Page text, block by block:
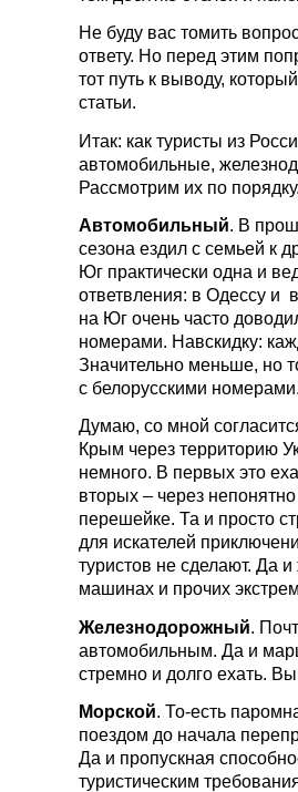
Не буду вас томить
ответу. Но перед этим
тот путь к выводу,
статьи.
Итак: как туристы из
автомобильные,
Рассмотрим их по
Автомобильный. В
сезона ездил с семьей к
Юг практически одна и
ответвления: в Одессу и
на Юг очень часто
номерами. Навскидку:
Значительно меньше, но
с белорусскими
Думаю, со мной
Крым через территорию
немного. В первых это
вторых – через
перешейке. Та и просто
для искателей
туристов не сделают. Да
машинах и прочих
Железнодорожный.
автомобильным. Да и
стремно и долго ехать.
Морской. То-есть
поездом до начала
Да и пропускная
туристическим